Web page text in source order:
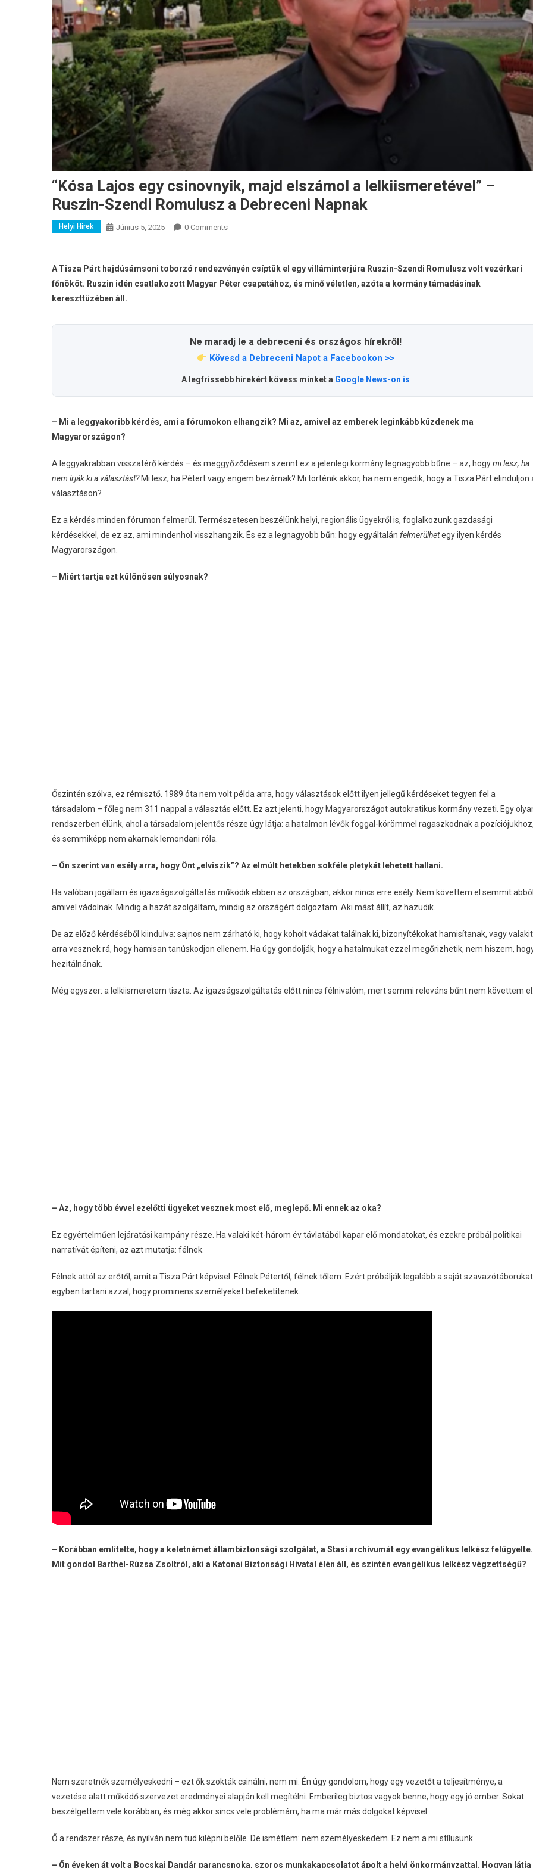
“Kósa Lajos egy csinovnyik, majd elszámol a lelkiismeretével” –
Ruszin-Szendi Romulusz a Debreceni Napnak
Helyi Hírek Június 5, 2025 0 Comments
A Tisza Párt hajdúsámsoni toborzó rendezvényén csíptük el egy villáminterjúra Ruszin-Szendi Romulusz volt vezérkari
főnököt. Ruszin idén csatlakozott Magyar Péter csapatához, és minő véletlen, azóta a kormány támadásinak
kereszttüzében áll.
Ne maradj le a debreceni és országos hírekről!
Kövesd a Debreceni Napot a Facebookon >>
A legfrissebb hírekért kövess minket a Google News-on is
– Mi a leggyakoribb kérdés, ami a fórumokon elhangzik? Mi az, amivel az emberek leginkább küzdenek ma
Magyarországon?
A leggyakrabban visszatérő kérdés – és meggyőződésem szerint ez a jelenlegi kormány legnagyobb bűne – az, hogymi lesz, ha
nem írják ki a választást?Mi lesz, ha Pétert vagy engem bezárnak? Mi történik akkor, ha nem engedik, hogy a Tisza Párt elinduljon
választáson?
Ez a kérdés minden fórumon felmerül. Természetesen beszélünk helyi, regionális ügyekről is, foglalkozunk gazdasági
kérdésekkel, de ez az, ami mindenhol visszhangzik. És ez a legnagyobb bűn: hogy egyáltalán felmerülhetegy ilyen kérdés
Magyarországon.
– Miért tartja ezt különösen súlyosnak?
Őszintén szólva, ez rémisztő. 1989 óta nem volt példa arra, hogy választások előtt ilyen jellegű kérdéseket tegyen fel a
társadalom – főleg nem 311 nappal a választás előtt. Ez azt jelenti, hogy Magyarországot autokratikus kormány vezeti. Egy
rendszerben élünk, ahol a társadalom jelentős része úgy látja: a hatalmon lévők foggal-körömmel ragaszkodnak a
és semmiképp nem akarnak lemondani róla.
– Ön szerint van esély arra, hogy Önt „elviszik”? Az elmúlt hetekben sokféle pletykát lehetett hallani.
Ha valóban jogállam és igazságszolgáltatás működik ebben az országban, akkor nincs erre esély. Nem követtem el semmit
amivel vádolnak. Mindig a hazát szolgáltam, mindig az országért dolgoztam. Aki mást állít, az hazudik.
De az előző kérdéséből kiindulva: sajnos nem zárható ki, hogy koholt vádakat találnak ki, bizonyítékokat hamisítanak, vagy valakit
arra vesznek rá, hogy hamisan tanúskodjon ellenem. Ha úgy gondolják, hogy a hatalmukat ezzel megőrizhetik, nem hiszem,
hezitálnának.
Még egyszer: a lelkiismeretem tiszta. Az igazságszolgáltatás előtt nincs félnivalóm, mert semmi releváns bűnt nem követtem
– Az, hogy több évvel ezelőtti ügyeket vesznek most elő, meglepő. Mi ennek az oka?
Ez egyértelműen lejáratási kampány része. Ha valaki két-három év távlatából kapar elő mondatokat, és ezekre próbál politikai
narratívát építeni, az azt mutatja: félnek.
Félnek attól az erőtől, amit a Tisza Párt képvisel. Félnek Pétertől, félnek tőlem. Ezért próbálják legalább a saját szavazótáborukat
egyben tartani azzal, hogy prominens személyeket befeketítenek.
– Korábban említette, hogy a keletnémet állambiztonsági szolgálat, a Stasi archívumát egy evangélikus lelkész felügyelte.
Mit gondol Barthel-Rúzsa Zsoltról, aki a Katonai Biztonsági Hivatal élén áll, és szintén evangélikus lelkész végzettségű?
Nem szeretnék személyeskedni – ezt ők szokták csinálni, nem mi. Én úgy gondolom, hogy egy vezetőt a teljesítménye, a
vezetése alatt működő szervezet eredményei alapján kell megítélni. Emberileg biztos vagyok benne, hogy egy jó ember. Sokat
beszélgettem vele korábban, és még akkor sincs vele problémám, ha ma már más dolgokat képvisel.
Ő a rendszer része, és nyilván nem tud kilépni belőle. De ismétlem: nem személyeskedem. Ez nem a mi stílusunk.
– Ön éveken át volt a Bocskai Dandár parancsnoka, szoros munkakapcsolatot ápolt a helyi önkormányzattal. Hogyan látja